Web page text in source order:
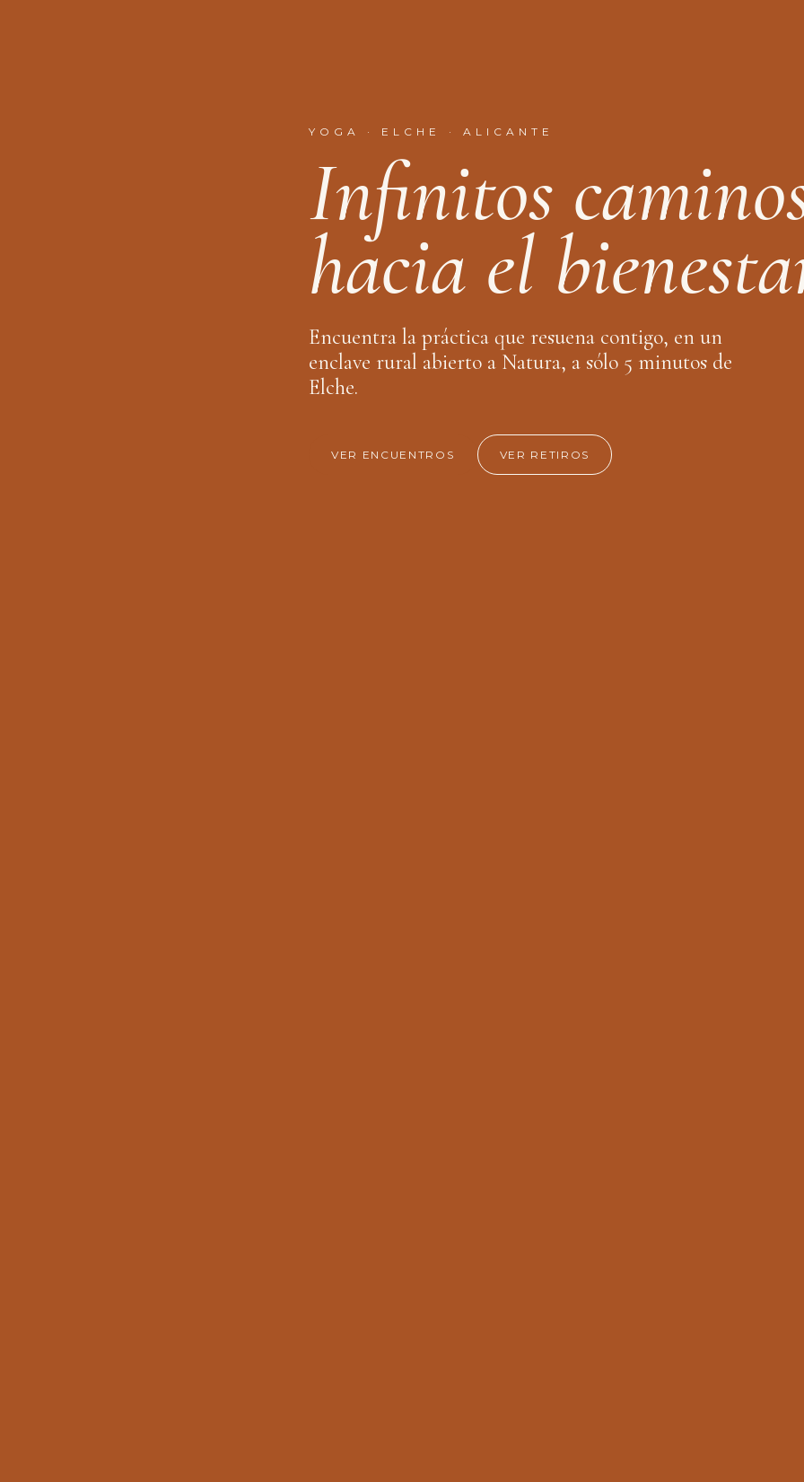
YOGA · ELCHE · ALICANTE
Infnitos camino
hacia el bienesta
Encuentra la práctica que resuena contigo, en un
enclave rural abierto a Natura, a sólo 5 minutos de
Elche.
VER ENCUENTROS VER RETIROS